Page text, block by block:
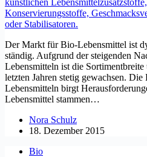
Der Markt für Bio-Lebensmittel ist
ständig. Aufgrund der steigenden
Lebensmitteln ist die
letzten Jahren stetig gewachsen.
Lebensmitteln birgt
Lebensmittel stammen…
Nora Schulz
18. Dezember 2015
Bio